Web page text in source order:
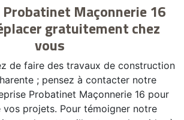
Maçonnerie 16
gratuitement chez
vous
de faire des travaux de construction
; pensez à contacter notre
Probatinet Maçonnerie 16 pour
vos projets. Pour témoigner notre